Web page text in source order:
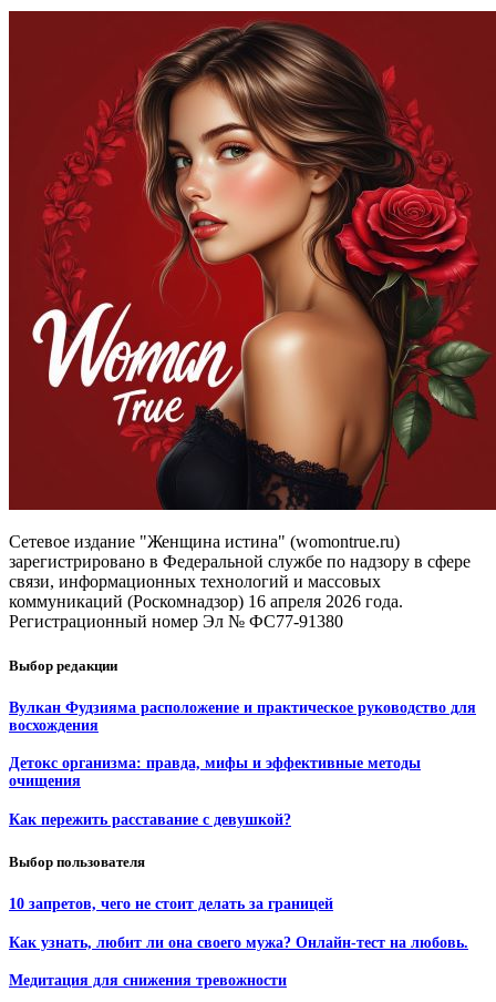
Сетевое издание "Женщина истина" (womontrue.ru)
зарегистрировано в Федеральной службе по надзору в сфере
связи, информационных технологий и массовых
коммуникаций (Роскомнадзор) 16 апреля 2026 года.
Регистрационный номер Эл № ФС77-91380
Выбор редакции
Вулкан Фудзияма расположение и практическое руководство для
восхождения
Детокс организма: правда, мифы и эффективные методы
очищения
Как пережить расставание с девушкой?
Выбор пользователя
10 запретов, чего не стоит делать за границей
Как узнать, любит ли она своего мужа? Онлайн-тест на любовь.
Медитация для снижения тревожности